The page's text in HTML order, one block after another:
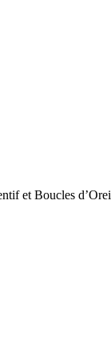
et Boucles